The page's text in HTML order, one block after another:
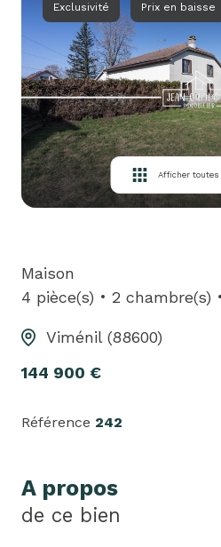
louer
biens
loués
équipe
contact
Exclusivité Prix en baisse
Afficher toutes
Maison
4 pièce(s)
2 chambre(s)
Viménil (88600)
144 900 €
Référence 242
A propos
de ce bien